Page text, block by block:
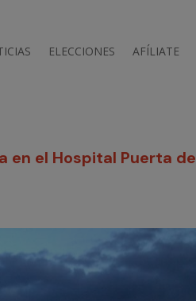
ELECCIONES AFÍLIATE
en el Hospital Puerta de